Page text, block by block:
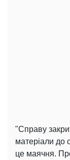
"Справу
матеріали до
це маячня.